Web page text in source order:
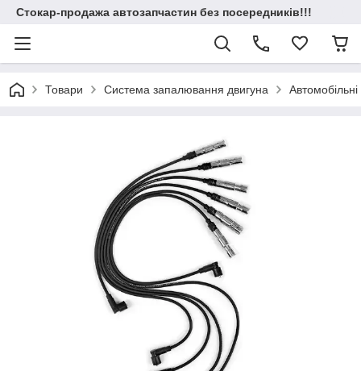
Стокар-продажа автозапчастин без посередників!!!
Товари Система запалювання двигуна